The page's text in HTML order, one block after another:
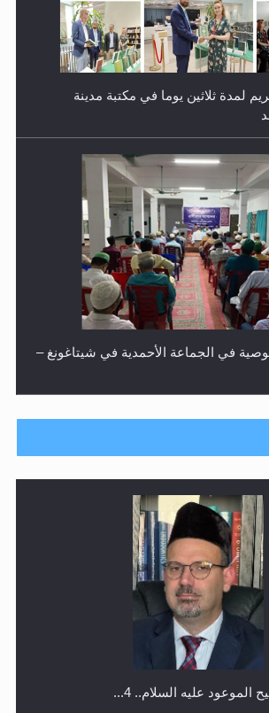
لمدة ثلاثين يوما في مكتبة مدينة
في الجماعة الأحمدية في شيتاغونغ –
لمجلس أنصار الله في هولندا
عليه السلام.. 4...